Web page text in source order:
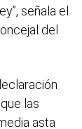
señala el
del
las
asta